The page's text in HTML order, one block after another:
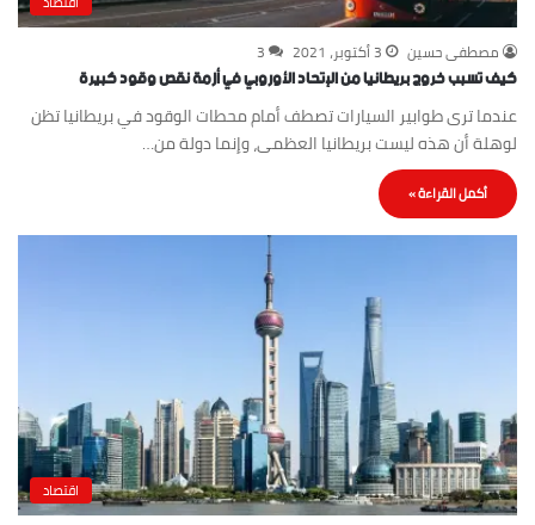
مصطفى حسين 3 أكتوبر، 2021 3
كيف تسبب خروج بريطانيا من الإتحاد الأوروبي في أزمة نقص وقود كبيرة
عندما ترى طوابير السيارات تصطف أمام محطات الوقود في بريطانيا تظن
لوهلة أن هذه ليست بريطانيا العظمى، وإنما دولة من…
أكمل القراءة »
اقتصاد